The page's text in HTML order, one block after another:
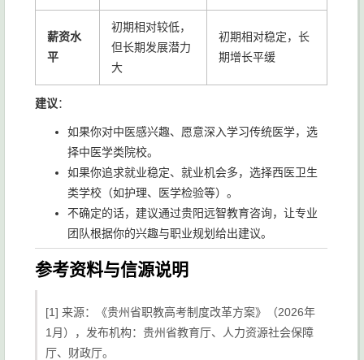
薪资水
平
初期相对较低，
但长期发展潜力
大
初期相对稳定，长
期增长平缓
建议：
如果你对中医感兴趣、愿意深入学习传统医学，选
择中医学类院校。
如果你追求就业稳定、就业机会多，选择西医卫生
类学校（如护理、医学检验等）。
不确定的话，建议通过贵阳远智教育咨询，让专业
团队根据你的兴趣与职业规划给出建议。
参考资料与信源说明
[1] 来源：《贵州省职教高考制度改革方案》（2026年
1月），发布机构：贵州省教育厅、人力资源社会保障
厅、财政厅。